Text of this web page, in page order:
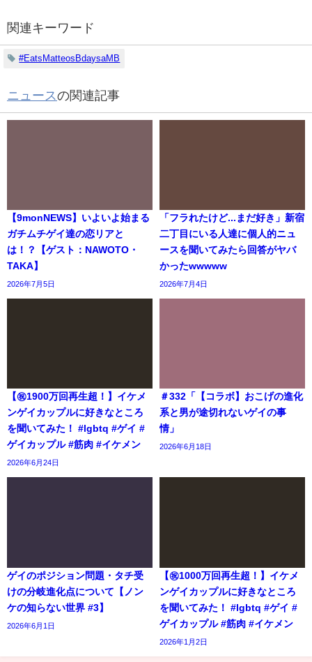
関連キーワード
#EatsMatteosBdaysaMB
ニュースの関連記事
【9monNEWS】いよいよ始まる
ガチムチゲイ達の恋リアと
は！？【ゲスト：NAWOTO・
TAKA】
2026年7月5日
「フラれたけど...まだ好き」新宿
二丁目にいる人達に個人的ニュ
ースを聞いてみたら回答がヤバ
かったwwwww
2026年7月4日
【㊗️1900万回再生超！】イケメ
ンゲイカップルに好きなところ
を聞いてみた！ #lgbtq #ゲイ #
ゲイカップル #筋肉 #イケメン
2026年6月24日
＃332「【コラボ】おこげの進化
系と男が途切れないゲイの事
情」
2026年6月18日
ゲイのポジション問題・タチ受
けの分岐進化点について【ノン
ケの知らない世界 #3】
2026年6月1日
【㊗️1000万回再生超！】イケメ
ンゲイカップルに好きなところ
を聞いてみた！ #lgbtq #ゲイ #
ゲイカップル #筋肉 #イケメン
2026年1月2日